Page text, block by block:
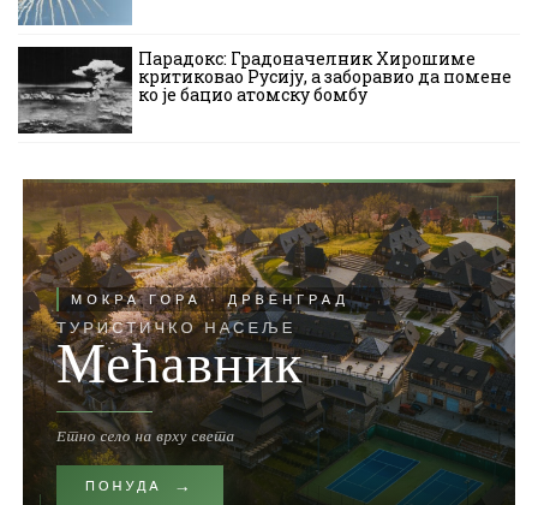
Парадокс: Градоначелник Хирошиме
критиковао Русију, а заборавио да помене
ко је бацио атомску бомбу